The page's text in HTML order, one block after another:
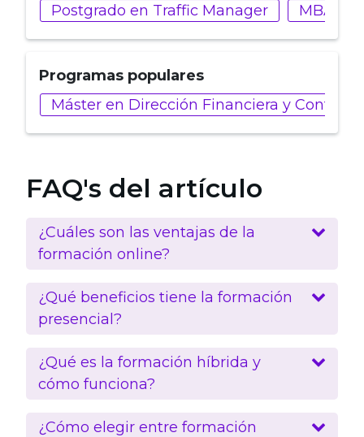
Postgrado en Traffic Manager
MBA in
Programas populares
Máster en Dirección Financiera y Control
FAQ's del artículo
¿Cuáles son las ventajas de la
formación online?
¿Qué beneficios tiene la formación
presencial?
¿Qué es la formación híbrida y
cómo funciona?
¿Cómo elegir entre formación